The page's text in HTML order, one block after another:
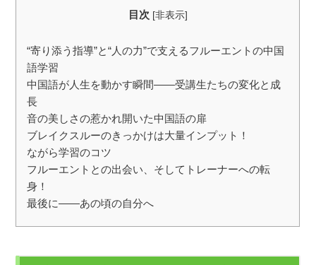
目次 [非表示]
“寄り添う指導”と“人の力”で支えるフルーエントの中国
語学習
中国語が人生を動かす瞬間――受講生たちの変化と成
長
音の美しさの惹かれ開いた中国語の扉
ブレイクスルーのきっかけは大量インプット！
ながら学習のコツ
フルーエントとの出会い、そしてトレーナーへの転
身！
最後に――あの頃の自分へ